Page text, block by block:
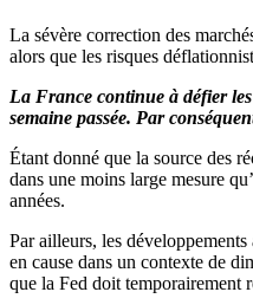
La sévère correction des
alors que les risques
La France continue à défier
semaine passée. Par
Étant donné que la source des
dans une moins large mesure
années.
Par ailleurs, les
en cause dans un contexte de
que la Fed doit temporairement